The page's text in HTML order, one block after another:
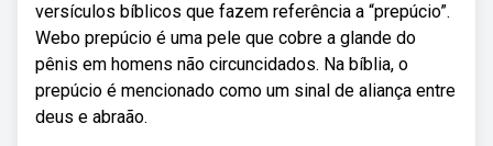
versículos bíblicos que fazem referência a “prepúcio”.
Webo prepúcio é uma pele que cobre a glande do
pênis em homens não circuncidados. Na bíblia, o
prepúcio é mencionado como um sinal de aliança entre
deus e abraão.